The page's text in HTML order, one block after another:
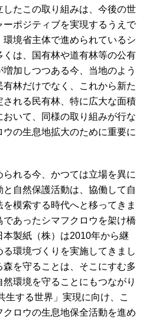
たこの取り組みは、今後の世
ポジティブを実現するうえで
環境省主体で進められているシ
は、国有林や道有林等の公有
加しつつある今、当地のよう
林だけでなく、これから新た
れる民有林、特に広大な面積
いて、同様の取り組みが行な
の生息地拡大のために重要に
れる今、かつては立場を異に
自然保護活動は、協働して自
模索する時代へと移ってきま
であったシマフクロウを架け橋
製紙（株）は2010年から継
環境づくりを実施してきまし
を守ることは、そこにすむ多
環境を守ることにもつながり
生する世界」実現に向け、こ
ロウの生息地保全活動を進め